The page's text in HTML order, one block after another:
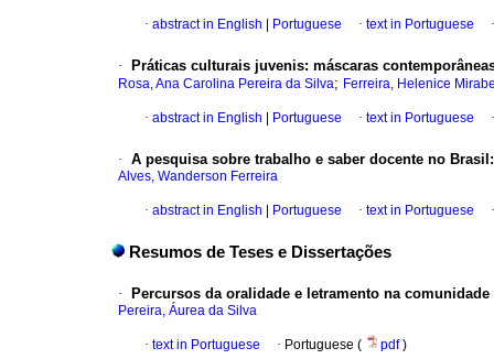
· abstract in English Portuguese · text in Portuguese
· Práticas culturais juvenis: máscaras
Rosa, Ana Carolina Pereira da Silva; Ferreira, Helenice
· abstract in English Portuguese · text in Portuguese
· A pesquisa sobre trabalho e saber docente no
Alves, Wanderson Ferreira
· abstract in English Portuguese · text in Portuguese
Resumos de Teses e Dissertações
· Percursos da oralidade e letramento na
Pereira, Áurea da Silva
· text in Portuguese · Portuguese ( pdf)